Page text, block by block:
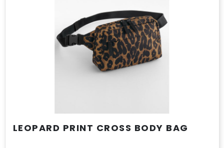
LEOPARD PRINT CROSS BODY BAG